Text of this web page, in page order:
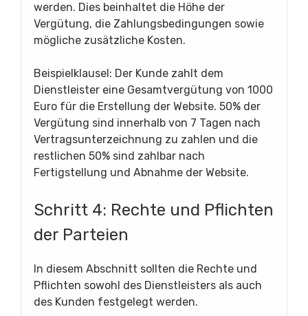
werden. Dies beinhaltet die Höhe der
Vergütung, die Zahlungsbedingungen sowie
mögliche zusätzliche Kosten.
Beispielklausel: Der Kunde zahlt dem
Dienstleister eine Gesamtvergütung von 1000
Euro für die Erstellung der Website. 50% der
Vergütung sind innerhalb von 7 Tagen nach
Vertragsunterzeichnung zu zahlen und die
restlichen 50% sind zahlbar nach
Fertigstellung und Abnahme der Website.
Schritt 4: Rechte und Pflichten
der Parteien
In diesem Abschnitt sollten die Rechte und
Pflichten sowohl des Dienstleisters als auch
des Kunden festgelegt werden.